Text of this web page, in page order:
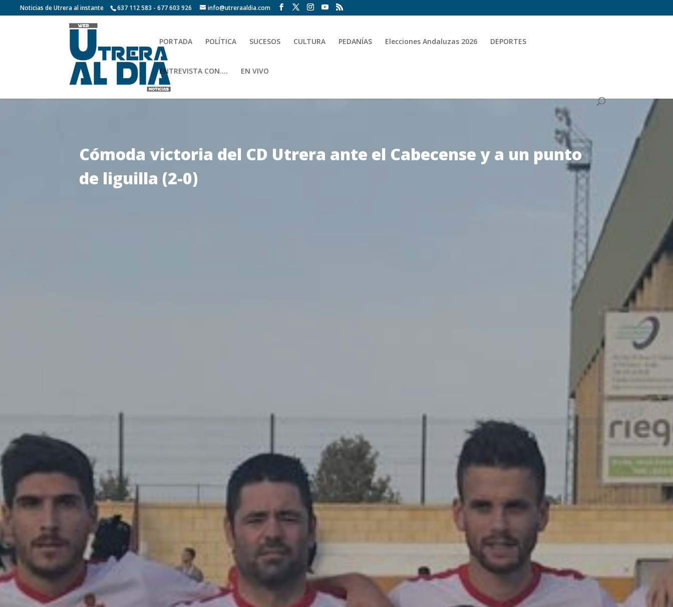
Noticias de Utrera al instante 637 112 583 - 677 603 926 info@utreraaldia.com
PORTADA POLÍTICA SUCESOS CULTURA PEDANÍAS Elecciones Andaluzas 2026 DEPORTES
ENTREVISTA CON…. EN VIVO
Cómoda victoria del CD Utrera ante el Cabecense y a un punto
de liguilla (2-0)